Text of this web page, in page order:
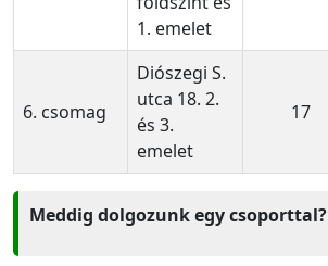
1. emelet
6. csomag
Diószegi S.
utca 18. 2.
és 3.
emelet
17
Meddig dolgozunk egy csoporttal?